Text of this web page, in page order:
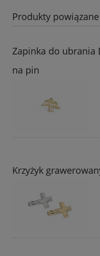
Produkty powiązane
Zapinka do ubrania
na pin
Krzyżyk